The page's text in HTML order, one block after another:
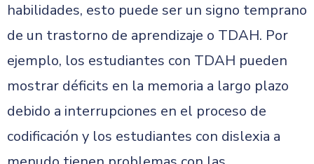
habilidades, esto puede ser un signo temprano
de un trastorno de aprendizaje o TDAH. Por
ejemplo, los estudiantes con TDAH pueden
mostrar déficits en la memoria a largo plazo
debido a interrupciones en el proceso de
codificación y los estudiantes con dislexia a